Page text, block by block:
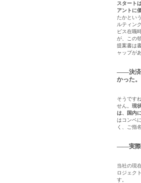
スタート
アントに
たかとい
ルティン
ビス在職
が、この
提案書は
ャップが
――決済
かった。
そうです
せん。 現
は、国内
はコンペ
く、ご指
――実際
当社の現
ロジェク
す。